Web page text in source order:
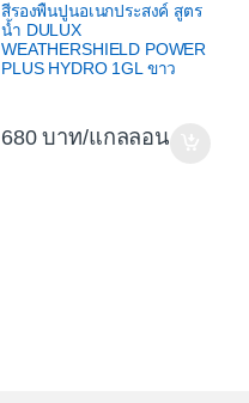
สีรองพื้นปูนอเนกประสงค์ สูตร
น้ำ DULUX
WEATHERSHIELD POWER
PLUS HYDRO 1GL ขาว
680 /แกลลอน